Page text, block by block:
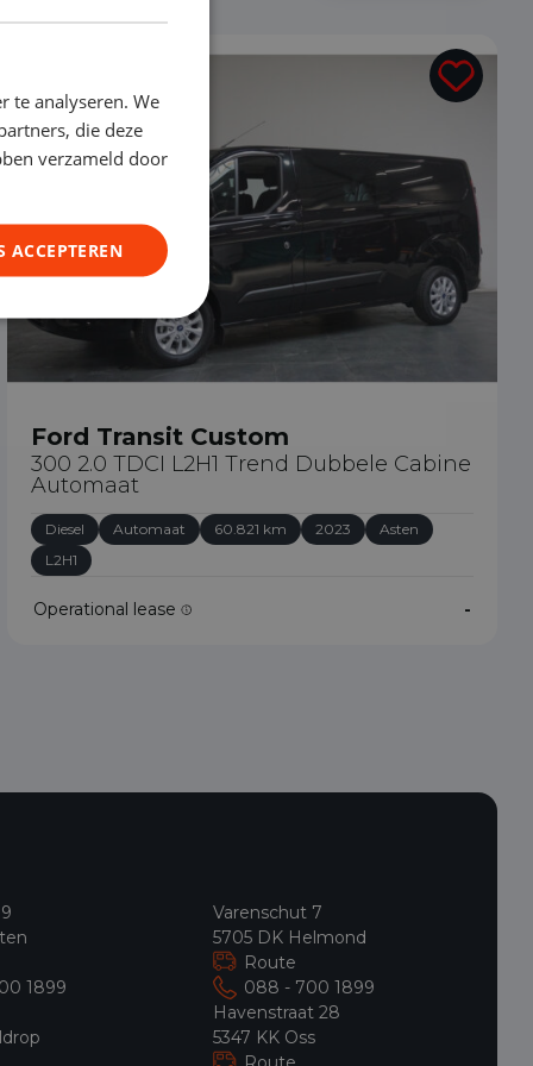
Ford Transit Custom
300 2.0 TDCI L2H1 Trend Dubbele Cabine
Automaat
Diesel Automaat 60.821 km 2023
Asten
L2H1
Operational lease -
1899
Varenschut 7
5705 DK Helmond
Route
088 - 700 1899
Havenstraat 28
5347 KK Oss
te analyseren. We
die deze
verzameld door
ACCEPTEREN